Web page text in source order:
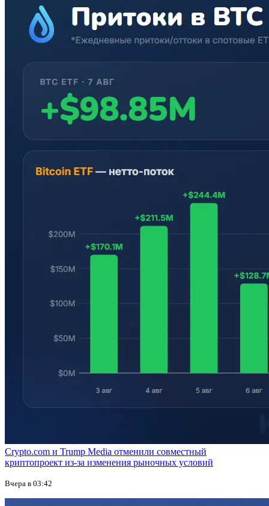
Crypto.com и Trump Media отменили совместный
криптопроект из-за изменения рыночных условий
Вчера в 03:42